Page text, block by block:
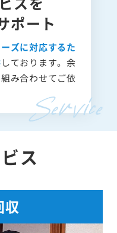
スを
ポート
ズに対応するた
しております。余
み合わせてご依
ス
収